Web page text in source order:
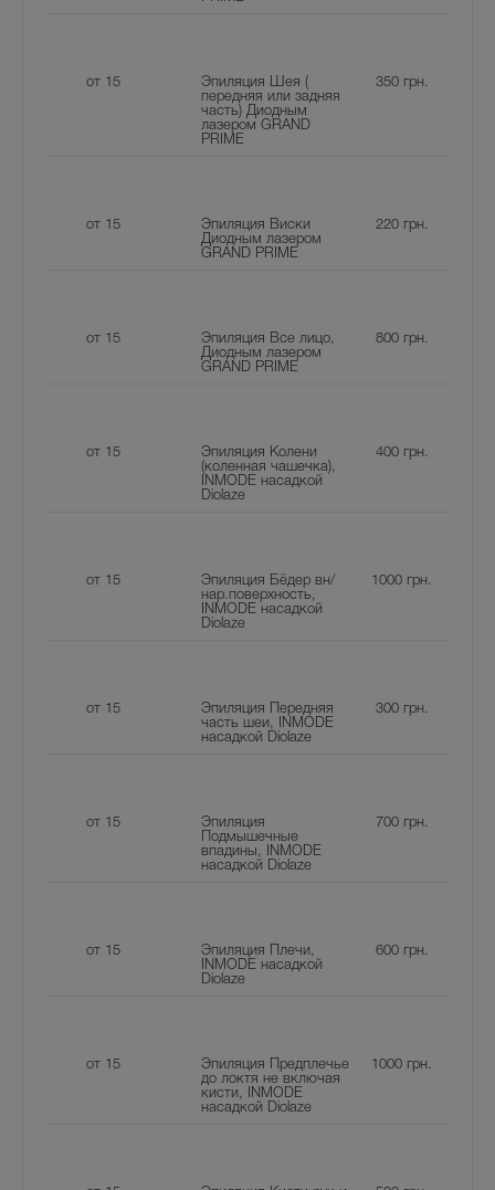
от 15
Эпиляция Шея (
передняя или задняя
часть) Диодным
лазером GRAND
PRIME
350грн.
от 15
Эпиляция Виски
Диодным лазером
GRAND PRIME
220грн.
от 15
Эпиляция Все лицо,
Диодным лазером
GRAND PRIME
800грн.
от 15
Эпиляция Колени
(коленная чашечка),
INMODE насадкой
Diolaze
400грн.
от 15
Эпиляция Бёдер вн/
нар.поверхность,
INMODE насадкой
Diolaze
1000 грн.
от 15
Эпиляция Передняя
часть шеи, INMODE
насадкой Diolaze
300грн.
от 15
Эпиляция
Подмышечные
впадины, INMODE
насадкой Diolaze
700грн.
от 15
Эпиляция Плечи,
INMODE насадкой
Diolaze
600грн.
от 15
Эпиляция Предплечье
до локтя не включая
кисти, INMODE
насадкой Diolaze
1000 грн.